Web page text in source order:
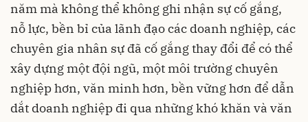
năm mà không thể không ghi nhận sự cố gắng,
nỗ lực, bền bỉ của lãnh đạo các doanh nghiệp, các
chuyên gia nhân sự đã cố gắng thay đổi để có thể
xây dựng một đội ngũ, một môi trường chuyên
nghiệp hơn, văn minh hơn, bền vững hơn để dẫn
dắt doanh nghiệp đi qua những khó khăn và văn